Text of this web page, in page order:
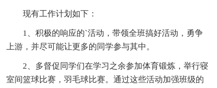
现有工作计划如下：
1、积极的响应的`活动，带领全班搞好活动，勇争
上游，并尽可能让更多的同学参与其中。
2、多督促同学们在学习之余参加体育锻炼，举行寝
室间篮球比赛，羽毛球比赛。通过这些活动加强班级的